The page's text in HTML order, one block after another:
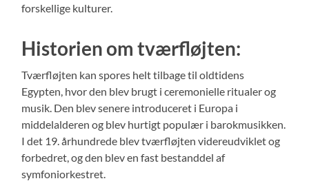
forskellige kulturer.
Historien om tværfløjten:
Tværfløjten kan spores helt tilbage til oldtidens
Egypten, hvor den blev brugt i ceremonielle ritualer og
musik. Den blev senere introduceret i Europa i
middelalderen og blev hurtigt populær i barokmusikken.
I det 19. århundrede blev tværfløjten videreudviklet og
forbedret, og den blev en fast bestanddel af
symfoniorkestret.